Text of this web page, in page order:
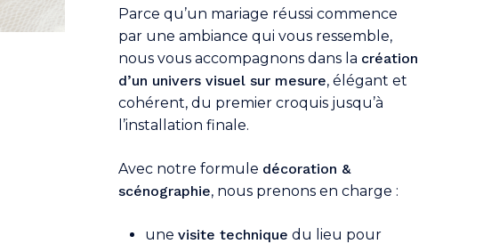
Parce qu’un mariage réussi commence
par une ambiance qui vous ressemble,
nous vous accompagnons dans la création
d’un univers visuel sur mesure, élégant et
cohérent, du premier croquis jusqu’à
l’installation finale.
Avec notre formule décoration &
scénographie, nous prenons en charge :
une visite technique du lieu pour